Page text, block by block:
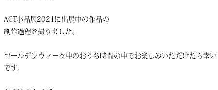
ACT小品展2021に出展中の作品の
制作過程を撮りました。
ゴールデンウィーク中のおうち時間の中でお楽しみいただけたら幸い
です。